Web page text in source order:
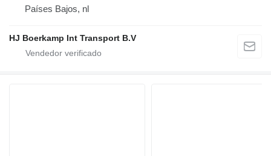
Países Bajos, nl
HJ Boerkamp Int Transport B.V